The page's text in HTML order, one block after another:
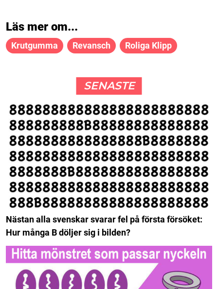
Läs mer om...
Krutgumma Revansch Roliga Klipp
SENASTE
Nästan alla svenskar svarar fel på första försöket:
Hur många B döljer sig i bilden?